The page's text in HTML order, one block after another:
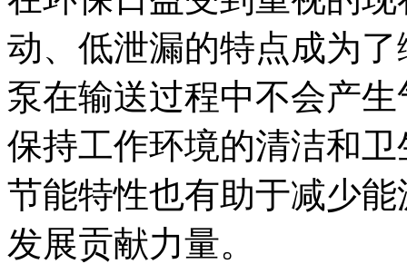
动、低泄漏的特点成为
泵在输送过程中不会产
保持工作环境的清洁和
节能特性也有助于减少
发展贡献力量。